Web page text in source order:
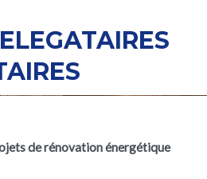
de rénovation énergétique